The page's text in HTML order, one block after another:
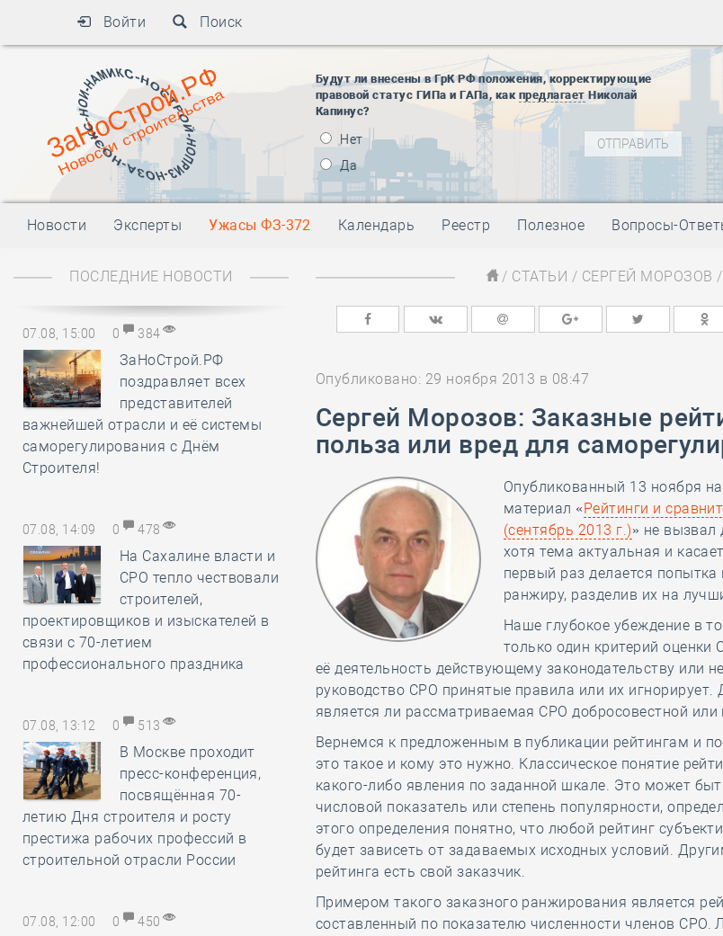
Войти Поиск
Будут ли внесены в ГрК РФ положения, корректирующие
правовой статус ГИПа и ГАПа, как предлагаетНиколай
Капинус?
Нет
Да
Новости Эксперты Ужасы ФЗ-372 Календарь Реестр Полезное Вопросы-
ПОСЛЕДНИЕ НОВОСТИ
07.08, 15:00 0 384
ЗаНоСтрой.РФ
поздравляет всех
представителей
важнейшей отрасли и её системы
саморегулирования с Днём
Строителя!
07.08, 14:09 0 478
На Сахалине власти и
СРО тепло чествовали
строителей,
проектировщиков и изыскателей в
связи с 70-летием
профессионального праздника
07.08, 13:12 0 513
В Москве проходит
пресс-конференция,
посвящённая 70-
летию Дня строителя и росту
престижа рабочих профессий в
строительной отрасли России
07.08, 12:00 0 450
/ СТАТЬИ / СЕРГЕЙ МОРОЗОВ /
Опубликовано: 29 ноября 2013 в 08:47
Сергей Морозов: Заказные
польза или вред для
Опубликованный 13 ноября
материал «Рейтинги и
(сентябрь 2013 г.)» не вызвал
хотя тема актуальная и
первый раз делается
ранжиру, разделив их на
Наше глубокое убеждение в
только один критерий оценки
её деятельность действующему законодательству или
руководство СРО принятые правила или их
является ли рассматриваемая СРО добросовестной или
Вернемся к предложенным в публикации рейтингам и
это такое и кому это нужно. Классическое понятие
какого-либо явления по заданной шкале. Это может
числовой показатель или степень популярности,
этого определения понятно, что любой рейтинг
будет зависеть от задаваемых исходных условий.
рейтинга есть свой заказчик.
Примером такого заказного ранжирования является
составленный по показателю численности членов СРО.